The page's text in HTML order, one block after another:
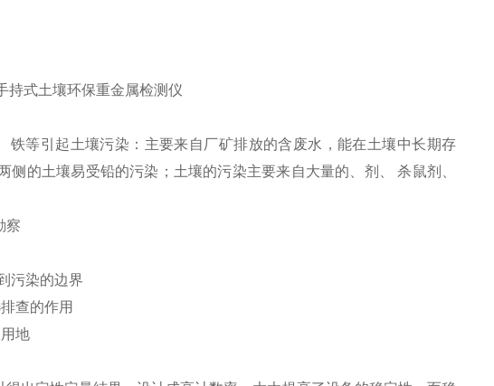
等引起土壤污染：主要来自厂矿排放的含废水，能在土壤中长期存
的土壤易受铅的污染；土壤的污染主要来自大量的、剂、 杀鼠剂、
察
污染的边界
查的作用
地